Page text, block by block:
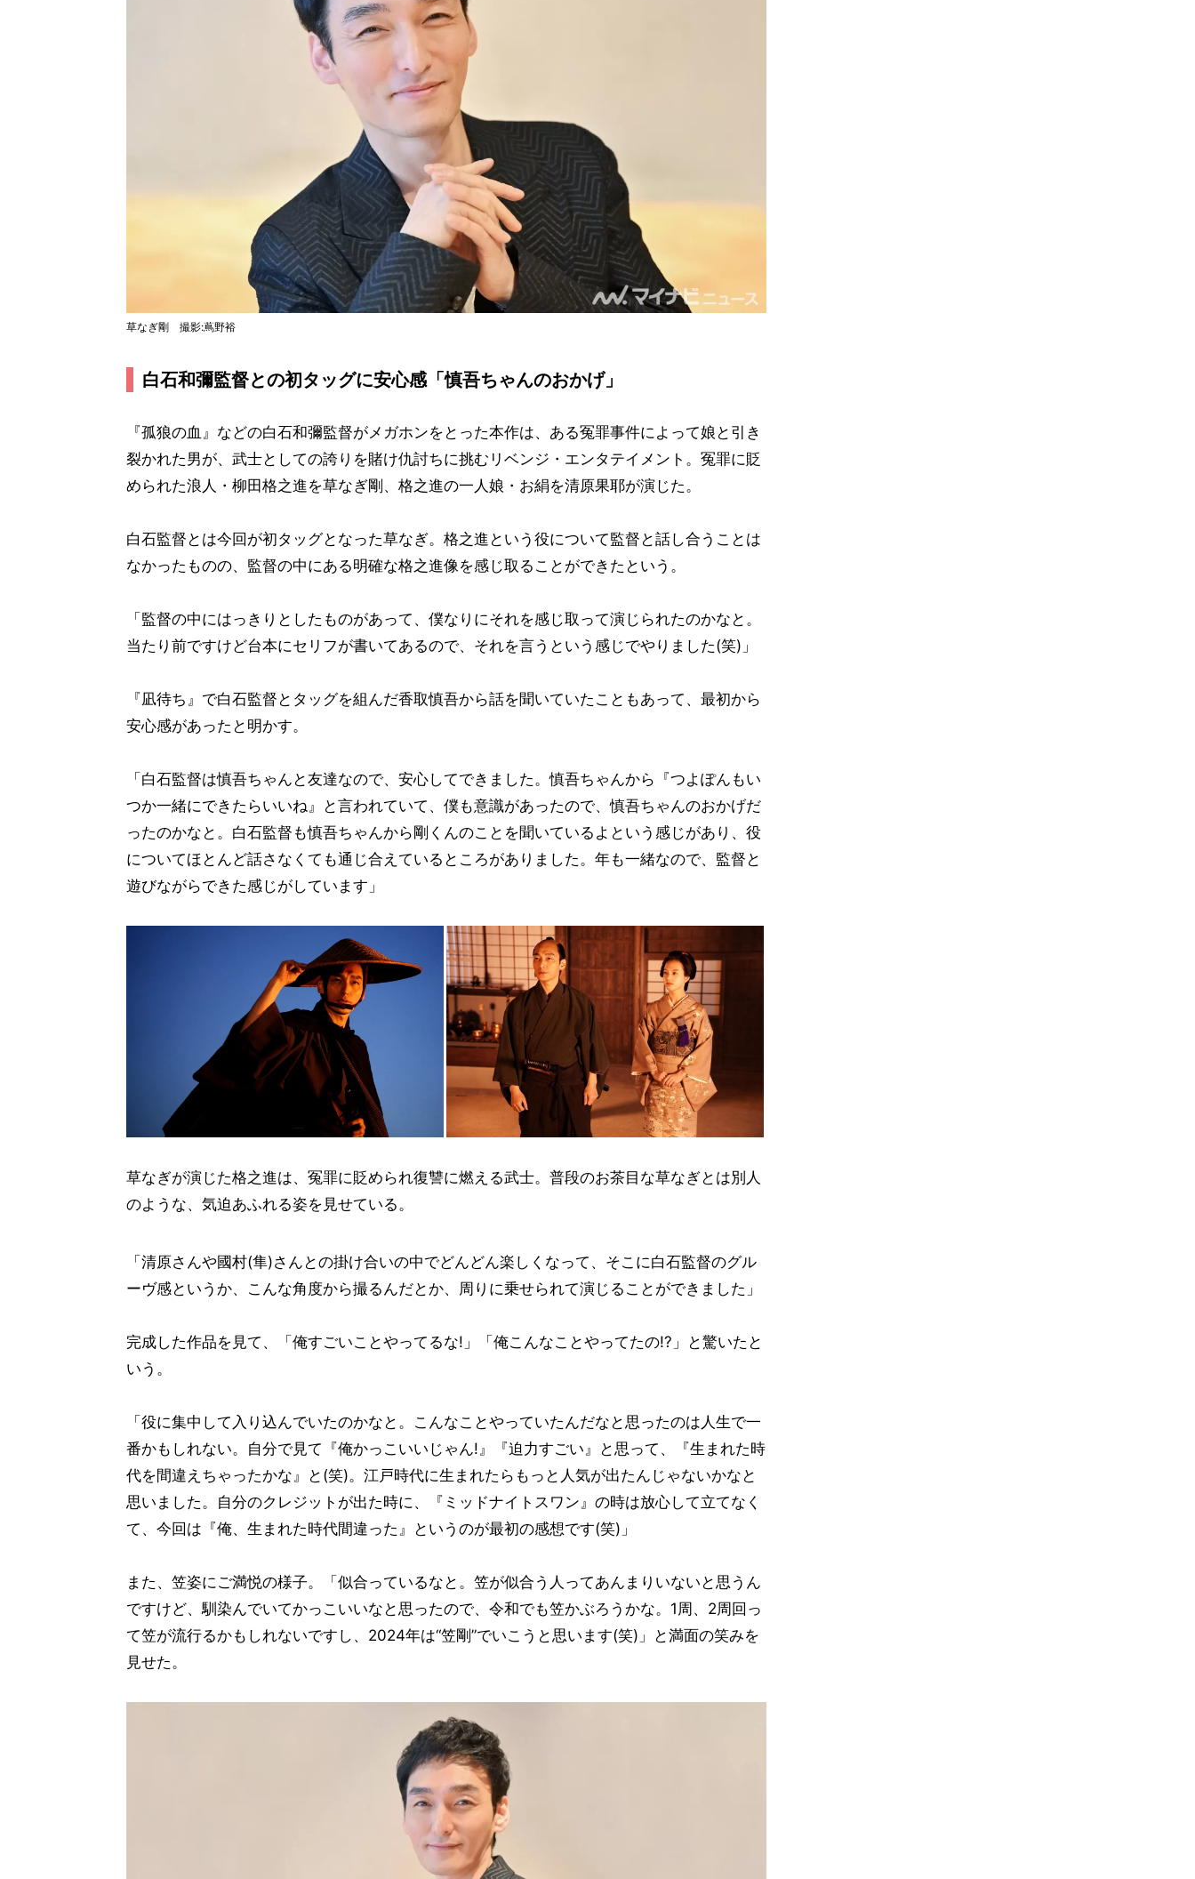
草なぎ剛 撮影:蔦野裕
白石和彌監督との初タッグに安心感「慎吾ちゃんのおかげ」
『孤狼の血』などの白石和彌監督がメガホンをとった本作は、ある冤罪事件によって娘と引き
裂かれた男が、武士としての誇りを賭け仇討ちに挑むリベンジ・エンタテイメント。冤罪に貶
められた浪人・柳田格之進を草なぎ剛、格之進の一人娘・お絹を清原果耶が演じた。
白石監督とは今回が初タッグとなった草なぎ。格之進という役について監督と話し合うことは
なかったものの、監督の中にある明確な格之進像を感じ取ることができたという。
「監督の中にはっきりとしたものがあって、僕なりにそれを感じ取って演じられたのかなと。
当たり前ですけど台本にセリフが書いてあるので、それを言うという感じでやりました(笑)」
『凪待ち』で白石監督とタッグを組んだ香取慎吾から話を聞いていたこともあって、最初から
安心感があったと明かす。
「白石監督は慎吾ちゃんと友達なので、安心してできました。慎吾ちゃんから『つよぽんもい
つか一緒にできたらいいね』と言われていて、僕も意識があったので、慎吾ちゃんのおかげだ
ったのかなと。白石監督も慎吾ちゃんから剛くんのことを聞いているよという感じがあり、役
についてほとんど話さなくても通じ合えているところがありました。年も一緒なので、監督と
遊びながらできた感じがしています」
草なぎが演じた格之進は、冤罪に貶められ復讐に燃える武士。普段のお茶目な草なぎとは別人
のような、気迫あふれる姿を見せている。
「清原さんや國村(隼)さんとの掛け合いの中でどんどん楽しくなって、そこに白石監督のグル
ーヴ感というか、こんな角度から撮るんだとか、周りに乗せられて演じることができました」
完成した作品を見て、「俺すごいことやってるな!」「俺こんなことやってたの!?」と驚いたと
いう。
「役に集中して入り込んでいたのかなと。こんなことやっていたんだなと思ったのは人生で一
番かもしれない。自分で見て『俺かっこいいじゃん!』『迫力すごい』と思って、『生まれた時
代を間違えちゃったかな』と(笑)。江戸時代に生まれたらもっと人気が出たんじゃないかなと
思いました。自分のクレジットが出た時に、『ミッドナイトスワン』の時は放心して立てなく
て、今回は『俺、生まれた時代間違った』というのが最初の感想です(笑)」
また、笠姿にご満悦の様子。「似合っているなと。笠が似合う人ってあんまりいないと思うん
ですけど、馴染んでいてかっこいいなと思ったので、令和でも笠かぶろうかな。1周、2周回っ
て笠が流行るかもしれないですし、2024年は“笠剛”でいこうと思います(笑)」と満面の笑みを
見せた。